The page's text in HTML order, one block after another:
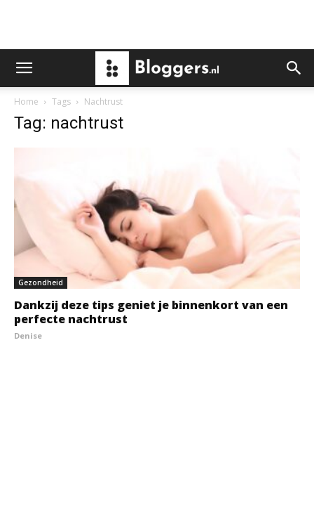
Home Tags Nachtrust
Tag: nachtrust
Gezondheid
Dankzij deze tips geniet je binnenkort van een
perfecte nachtrust
Denise